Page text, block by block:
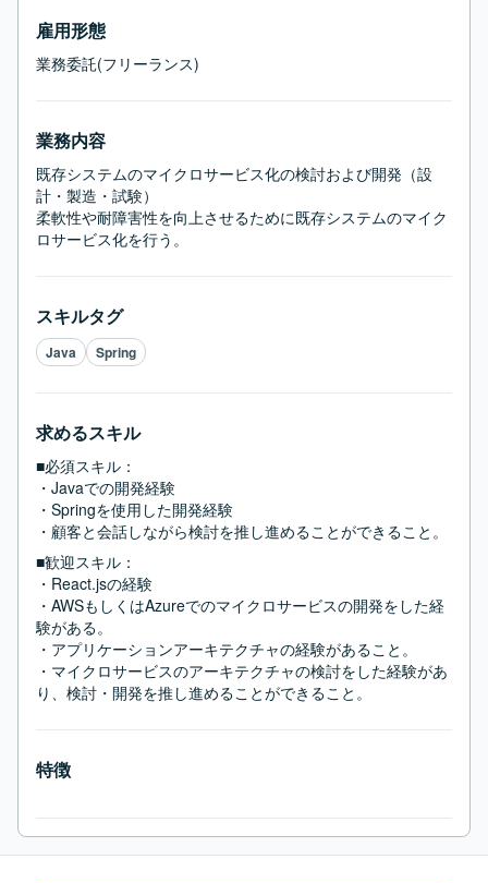
雇用形態
業務委託(フリーランス)
業務内容
既存システムのマイクロサービス化の検討および開発（設
計・製造・試験）
柔軟性や耐障害性を向上させるために既存システムのマイク
ロサービス化を行う。
スキルタグ
Java Spring
求めるスキル
■必須スキル：
・Javaでの開発経験
・Springを使用した開発経験
・顧客と会話しながら検討を推し進めることができること。
■歓迎スキル：
・React.jsの経験
・AWSもしくはAzureでのマイクロサービスの開発をした経
験がある。
・アプリケーションアーキテクチャの経験があること。
・マイクロサービスのアーキテクチャの検討をした経験があ
り、検討・開発を推し進めることができること。
特徴